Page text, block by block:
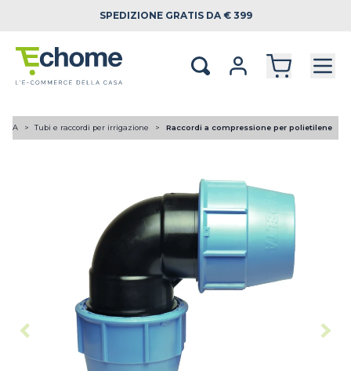
SPEDIZIONE GRATIS DA € 399
Tubi e raccordi per irrigazione Raccordi a compressione per polietilene